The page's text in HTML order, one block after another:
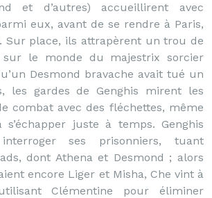
et d’autres) accueillirent avec
eux, avant de se rendre à Paris,
Sur place, ils attrapèrent un trou de
le monde du majestrix sorcier
Desmond bravache avait tué un
les gardes de Genghis mirent les
combat avec des fléchettes, même
juste à temps. Genghis
ses prisonniers, tuant
dont Athena et Desmond ; alors
encore Liger et Misha, Che vint à
Clémentine pour éliminer